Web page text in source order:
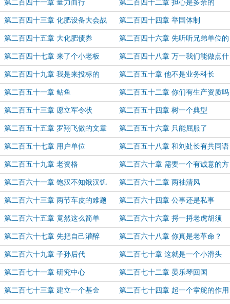
第二百四十一章 量力而行 第二百四十二章 担心是多余的
第二百四十三章 化肥设备大会战 第二百四十四章 举国体制
第二百四十五章 大化肥债券 第二百四十六章 先听听兄弟单位的
意思
第二百四十七章 来了个小老板 第二百四十八章 万一我们能做点什
么呢
第二百四十九章 我是来投标的 第二百五十章 他不是业务科长
第二百五十一章 鲇鱼 第二百五十二章 你们有生产资质吗
第二百五十三章 愿立军令状 第二百五十四章 树一个典型
第二百五十五章 罗翔飞做的文章 第二百五十六章 只能屈服了
第二百五十七章 用户单位 第二百五十八章 和刘处长有共同语
言
第二百五十九章 老资格 第二百六十章 需要一个有诚意的方
案
第二百六十一章 饱汉不知饿汉饥 第二百六十二章 两袖清风
第二百六十三章 两节车皮的难题 第二百六十四章 公事还是私事
第二百六十五章 竟然这么简单 第二百六十六章 捋一捋老虎胡须
第二百六十七章 先把自己灌醉 第二百六十八章 你真是老革命？
第二百六十九章 子孙后代 第二百七十章 这就是一个小滑头
第二百七十一章 研究中心 第二百七十二章 晏乐琴回国
第二百七十三章 建立一个基金 第二百七十四章 起一个掌舵的作用